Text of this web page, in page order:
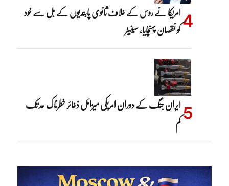
امریکا نے روس کے خلاف ثانوی پابندیوں کے بل سے خود
کو نقصان پہنچایا، سینیٹر
ایران جنگ کے دوران امریکی میزائل ذخائر خطرناک حد تک
کم